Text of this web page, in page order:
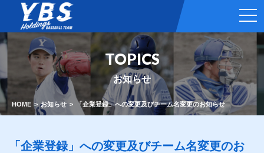
TOPICS
お知らせ
HOME お知らせ 「企業登録」への変更及びチーム名変更のお知らせ
「企業登録」への変更及びチーム名変更のお
t
o
g
v
i
g